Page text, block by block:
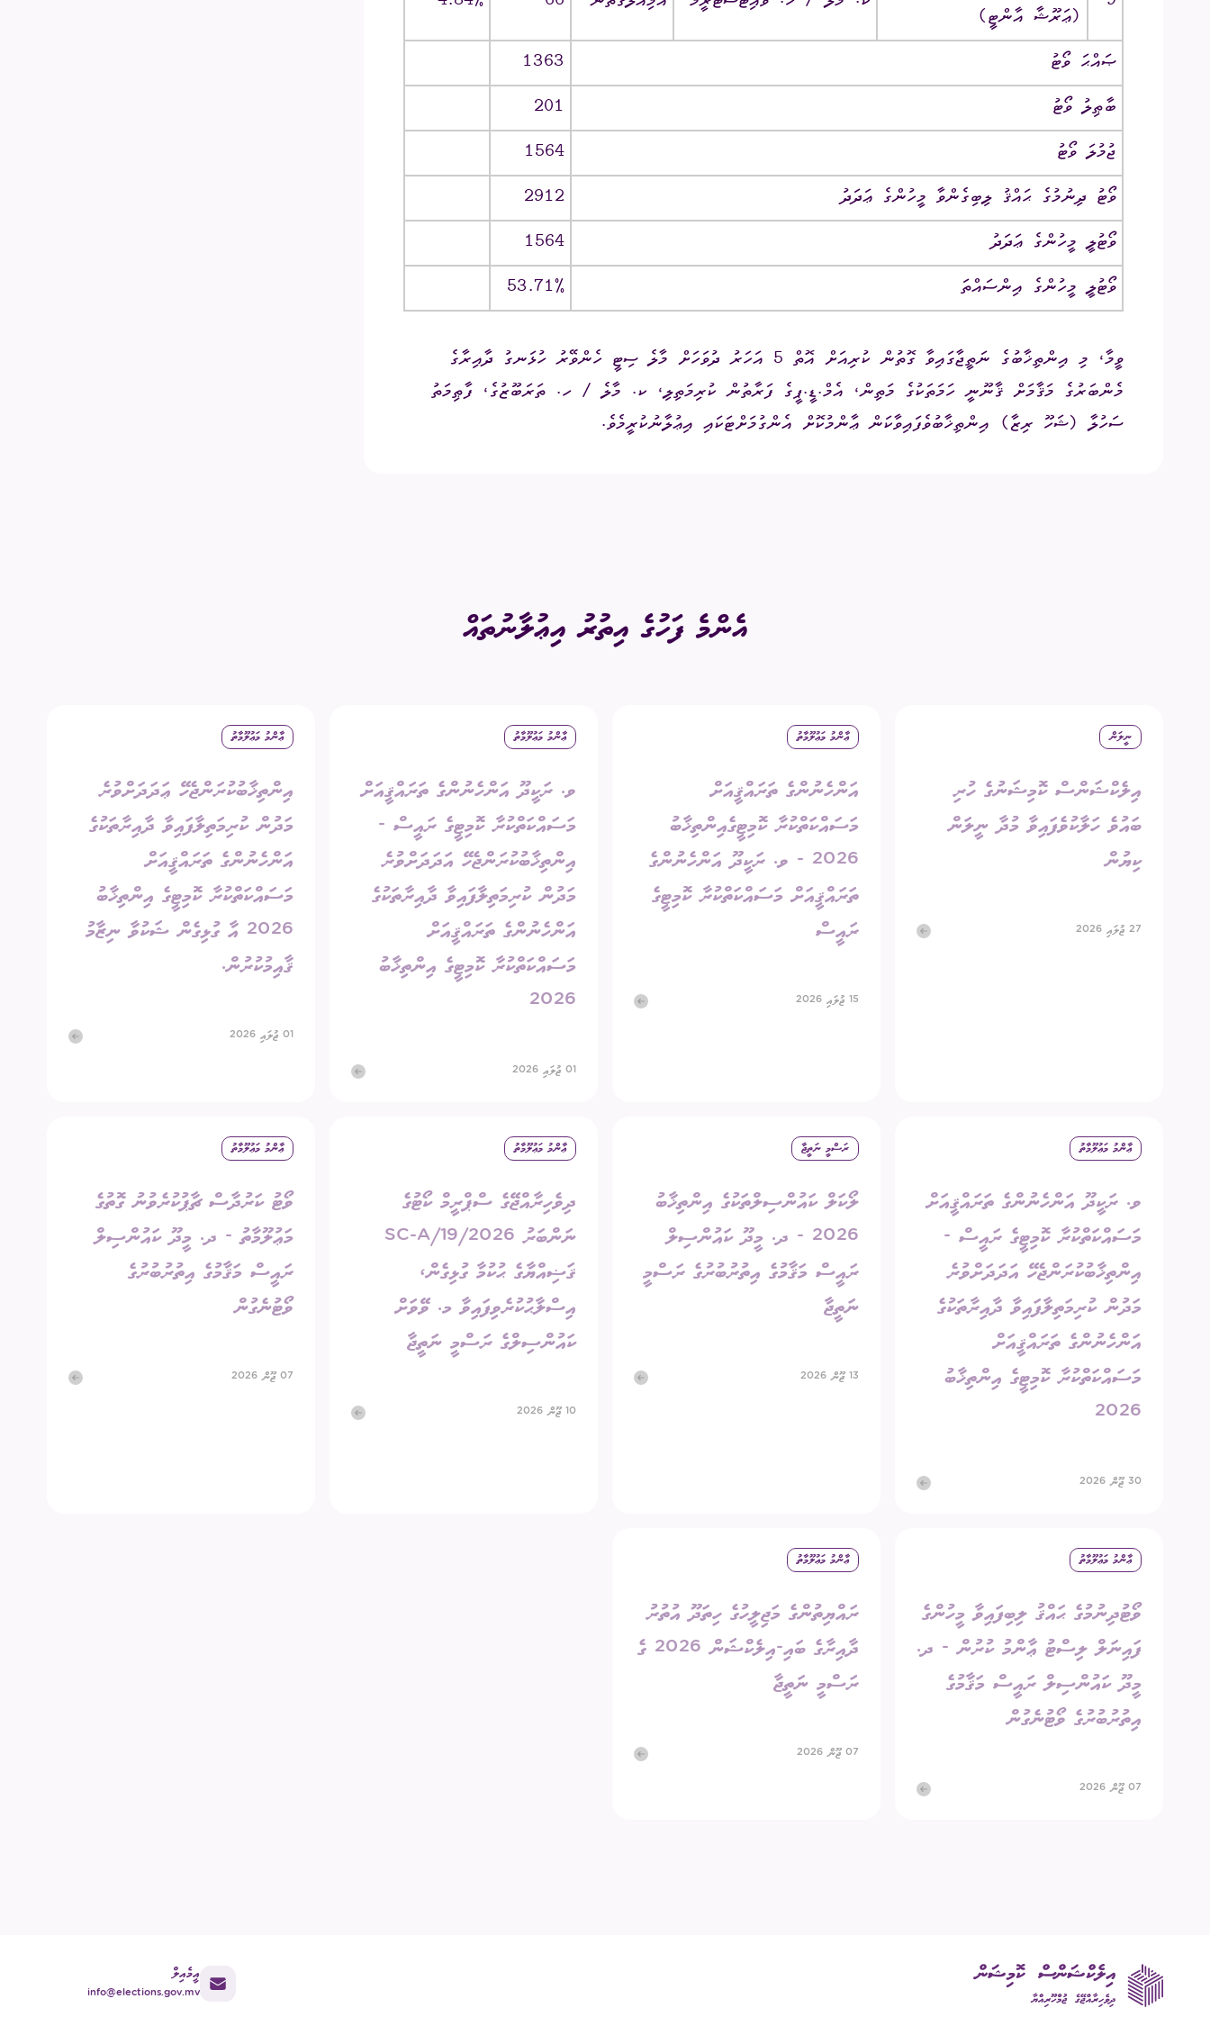
(ޢަރޫޝާ އާންޓީ)‎
1363
ޞައްޙަ ވޯޓު
201
ބާޠިލު ވޯޓު
1564
ޖުމުލަ ވޯޓު
2912
ވޯޓު ދިނުމުގެ ޙައްޤު ލިބިގެންވާ މީހުންގެ ޢަދަދު
1564
ވޯޓުލީ މީހުންގެ ޢަދަދު
‏53.71%‏
ވޯޓުލީ މީހުންގެ އިންސައްތަ
ވީމާ، މި އިންތިޚާބުގެ ނަތީޖާގައިވާ ގޮތުން ކުރިއަށް އޮތް 5 އަހަރު ދުވަހަށް މާލެ ސިޓީ ހެންވޭރު ހުޅަނގު ދާއިރާގެ
މެންބަރުގެ މަޤާމަށް ޤާނޫނީ ހަމަތަކުގެ މަތިން، އެމް.ޑީ.ޕީގެ ފަރާތުން ކުރިމަތިލި، ކ. މާލެ ‎/‎ ހ. ތަރަބޫޒުގެ، ފާޠިމަތު
ސަހުލާ‎ (ޝަހޫ ރިޒާ)‎ އިންތިޚާބުވެފައިވާކަން ޢާންމުކޮށް އެންގުމަށްޓަކައި އިޢުލާނުކުރީމެވެ.
އެންމެ ފަހުގެ އިތުރު އިޢުލާނުތައް
ނީލަން
އިލެކްޝަންސް ކޮމިޝަނުގެ ހުރި
ބައުވެ ހަލާކުވެފައިވާ މުދާ ނީލަން
ކިޔުން
27 ޖުލައި 2026
ޢާންމު މަޢުލޫމާތު
އަންހެނުންގެ ތަރައްޤީއަށް
މަސައްކަތްކުރާ ކޮމިޓީގެއިންތިޚާބު
2026 - ވ. ރަކީދޫ އަންހެނުންގެ
ތަރައްޤީއަށް މަސައްކަތްކުރާ ކޮމިޓީގެ
ރައީސް
15 ޖުލައި 2026
ޢާންމު މަޢުލޫމާތު
ވ. ރަކީދޫ އަންހެނުންގެ ތަރައްޤީއަށް
މަސައްކަތްކުރާ ކޮމިޓީގެ ރައީސް -
އިންތިޚާބުކުރަންޖެހޭ އަދަދަށްވުރެ
މަދުން ކުރިމަތިލާފައިވާ ދާއިރާތަކުގެ
އަންހެނުންގެ ތަރައްޤީއަށް
މަސައްކަތްކުރާ ކޮމިޓީގެ އިންތިޚާބު
2026
01 ޖުލައި 2026
ޢާންމު މަޢުލޫމާތު
އިންތިޚާބުކުރަންޖެހޭ ޢަދަދަށްވުރެ
މަދުން ކުރިމަތިލާފައިވާ ދާއިރާތަކުގެ
އަންހެނުންގެ ތަރައްޤީއަށް
މަސައްކަތްކުރާ ކޮމިޓީގެ އިންތިޚާބު
2026 އާ ގުޅިގެން ޝަކުވާ ނިޒާމު
ޤާއިމުކުރުން.
01 ޖުލައި 2026
ޢާންމު މަޢުލޫމާތު
ވ. ރަކީދޫ އަންހެނުންގެ ތަރައްޤީއަށް
މަސައްކަތްކުރާ ކޮމިޓީގެ ރައީސް -
އިންތިޚާބުކުރަންޖެހޭ އަދަދަށްވުރެ
މަދުން ކުރިމަތިލާފައިވާ ދާއިރާތަކުގެ
އަންހެނުންގެ ތަރައްޤީއަށް
މަސައްކަތްކުރާ ކޮމިޓީގެ އިންތިޚާބު
2026
30 ޖޫން 2026
ރަސްމީ ނަތީޖާ
ލޯކަލް ކައުންސިލްތަކުގެ އިންތިޚާބު
2026 - ދ. މީދޫ ކައުންސިލް
ރައީސް މަޤާމުގެ އިތުރުބުރުގެ ރަސްމީ
ނަތީޖާ
13 ޖޫން 2026
ޢާންމު މަޢުލޫމާތު
ދިވެހިރާއްޖޭގެ ސްޕްރީމް ކޯޓުގެ
ނަންބަރު 2026/SC-A/19
ޤަޟިއްޔާގެ ޙުކުމާ ގުޅިގެން،
އިސްލާޙުކުރެވިފައިވާ މ. ވޭވަށް
ކައުންސިލްގެ ރަސްމީ ނަތީޖާ
10 ޖޫން 2026
ޢާންމު މަޢުލޫމާތު
ވޯޓު ކަރުދާސް ޗާޕުކުރެވުނު ގޮތުގެ
މަޢުލޫމާތު - ދ. މީދޫ ކައުންސިލް
ރައީސް މަޤާމުގެ އިތުރުބުރުގެ
ވޯޓުނެގުން
07 ޖޫން 2026
ޢާންމު މަޢުލޫމާތު
ވޯޓުދިނުމުގެ ޙައްޤު ލިބިފައިވާ މީހުންގެ
ފައިނަލް ލިސްޓު ޢާންމު ކުރުން - ދ.
މީދޫ ކައުންސިލް ރައީސް މަޤާމުގެ
އިތުރުބުރުގެ ވޯޓުނެގުން
07 ޖޫން 2026
ޢާންމު މަޢުލޫމާތު
ރައްޔިތުންގެ މަޖިލީހުގެ ހިތަދޫ އުތުރު
ދާއިރާގެ ބައި-އިލެކްޝަން 2026 ގެ
ރަސްމީ ނަތީޖާ
07 ޖޫން 2026
އީމެއިލް
info@elections.gov.mv